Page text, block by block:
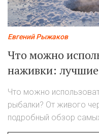
Евгений Рыжаков
Что можно
наживки:
рыб и сезонов
Что можно
рыбалки? От живого
подробный обзор
разных рыб, сезонов и